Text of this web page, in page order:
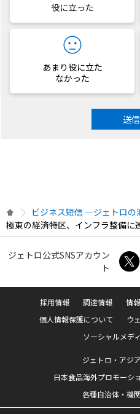
役に立った
あまり役に立た
なかった
送信
ビジネス短信 ―ジェトロの
極東の経済特区、インフラ整備に
ジェトロ公式SNSアカウン
ト
採用情報 調達情報 情
個人情報保護について
ウ
ソーシャルメデ
ジェトロ・アジ
日本食品海外プロモーシ
各種自治体・機